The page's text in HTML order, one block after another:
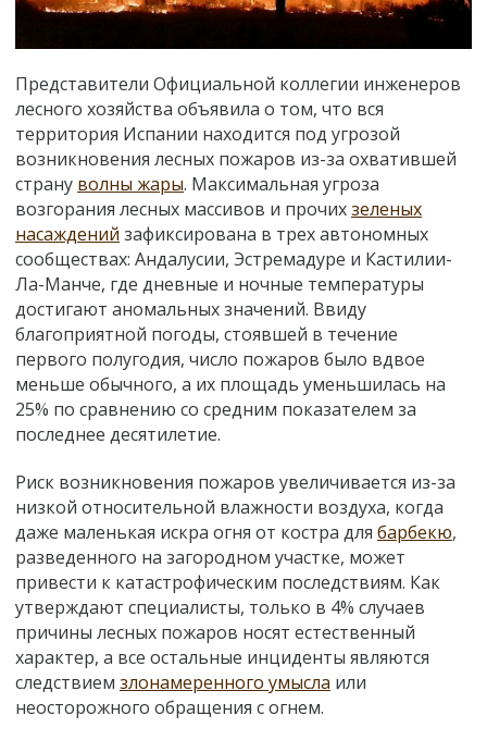
Представители Официальной коллегии инженеров
лесного хозяйства объявила о том, что вся
территория Испании находится под угрозой
возникновения лесных пожаров из-за охватившей
страну волны жары. Максимальная угроза
возгорания лесных массивов и прочихзеленых
насаждений зафиксирована в трех автономных
сообществах: Андалусии, Эстремадуре и Кастилии-
Ла-Манче, где дневные и ночные температуры
достигают аномальных значений. Ввиду
благоприятной погоды, стоявшей в течение
первого полугодия, число пожаров было вдвое
меньше обычного, а их площадь уменьшилась на
25% по сравнению со средним показателем за
последнее десятилетие.
Риск возникновения пожаров увеличивается из-за
низкой относительной влажности воздуха, когда
даже маленькая искра огня от костра для барбекю,
разведенного на загородном участке, может
привести к катастрофическим последствиям. Как
утверждают специалисты, только в 4% случаев
причины лесных пожаров носят естественный
характер, а все остальные инциденты являются
следствием злонамеренного умысла или
неосторожного обращения с огнем.